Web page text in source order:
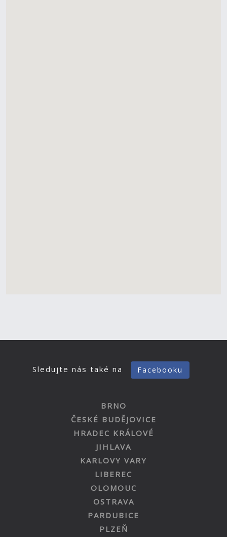
Sledujte nás také na Facebooku
BRNO
ČESKÉ BUDĚJOVICE
HRADEC KRÁLOVÉ
JIHLAVA
KARLOVY VARY
LIBEREC
OLOMOUC
OSTRAVA
PARDUBICE
PLZEŇ